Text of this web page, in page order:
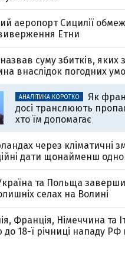
аеропорт Сицилії
Етни
суму збитків, яких
внаслідок погодних
АНАЛІТИКА КОРОТКО
Як
досі транслюють
хто їм допомагає
через кліматичні
дати щонайменш
та Польща
селах на Волині
Франція, Німеччина та
18-ї річниці нападу РФ